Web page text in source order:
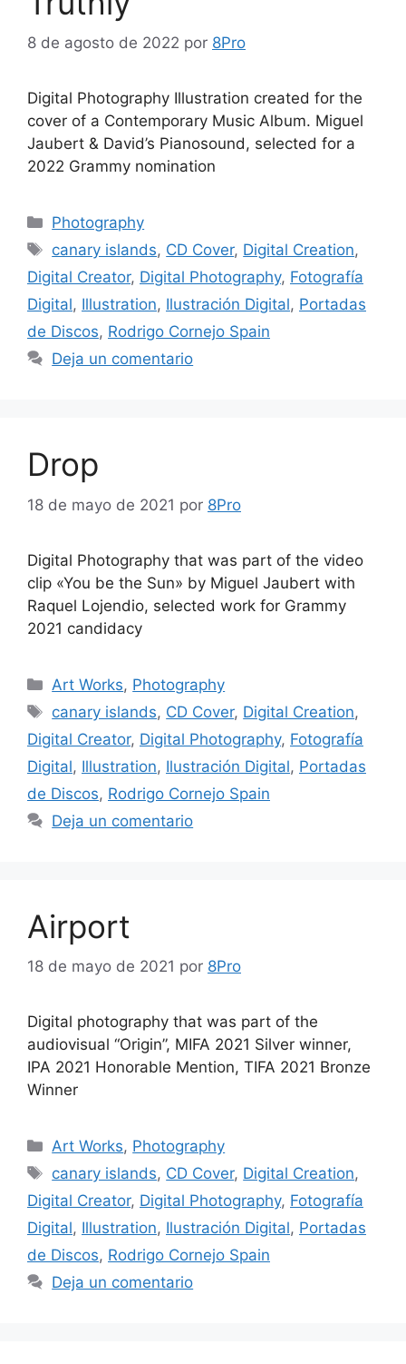
8 de agosto de 2022 por 8Pro
Digital Photography Illustration created for the
cover of a Contemporary Music Album. Miguel
Jaubert & David’s Pianosound, selected for a
2022 Grammy nomination
Photography
canary islands, CD Cover, Digital Creation,
Digital Creator, Digital Photography, Fotografía
Digital, Illustration, Ilustración Digital, Portadas
de Discos, Rodrigo Cornejo Spain
Deja un comentario
Drop
18 de mayo de 2021 por 8Pro
Digital Photography that was part of the video
clip «You be the Sun» by Miguel Jaubert with
Raquel Lojendio, selected work for Grammy
2021 candidacy
Art Works, Photography
canary islands, CD Cover, Digital Creation,
Digital Creator, Digital Photography, Fotografía
Digital, Illustration, Ilustración Digital, Portadas
de Discos, Rodrigo Cornejo Spain
Deja un comentario
Airport
18 de mayo de 2021 por 8Pro
Digital photography that was part of the
audiovisual “Origin”, MIFA 2021 Silver winner,
IPA 2021 Honorable Mention, TIFA 2021 Bronze
Winner
Art Works, Photography
canary islands, CD Cover, Digital Creation,
Digital Creator, Digital Photography, Fotografía
Digital, Illustration, Ilustración Digital, Portadas
de Discos, Rodrigo Cornejo Spain
Deja un comentario